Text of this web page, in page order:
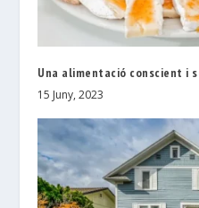
Una alimentació conscient i
15 Juny, 2023